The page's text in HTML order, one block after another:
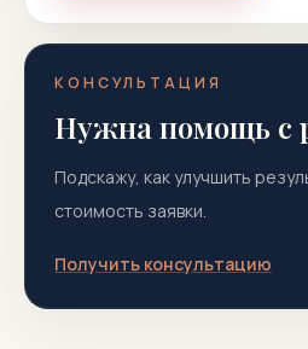
КОНСУЛЬТАЦИЯ
Нужна помощь с
Подскажу, как улучшить
стоимость заявки.
Получить консультацию